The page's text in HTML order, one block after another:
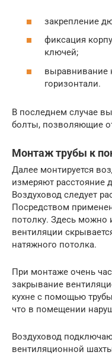
закрепление
фиксация
ключей;
выравнивание
горизонтали.
В последнем случае
болты, позволяющие
Монтаж трубы к
Далее монтируется
измеряют расстояние
Воздуховод следует
Посредством
потолку. Здесь можно
вентиляции
натяжного потолка.
При монтаже очень
закрывание
кухне с помощью
что в помещении
Воздуховод
вентиляционной